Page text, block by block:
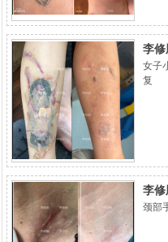
李修
脱疤
女子
复
李修
颈部